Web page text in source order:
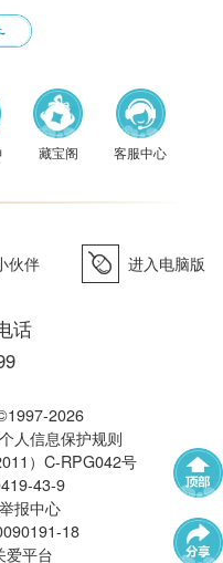
帮派联赛
藏宝阁 客服中心
伙伴 򰀄 进入电脑版
话
2026
人信息保护规则
）C-RPG042号
43-9
报中心
18
爱平台